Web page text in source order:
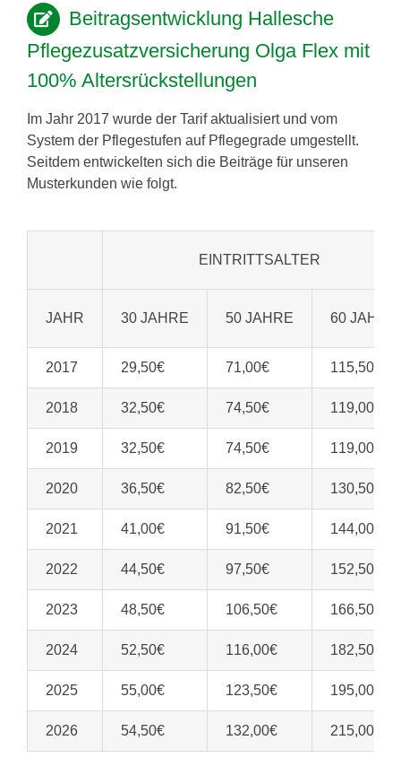
Beitragsentwicklung Hallesche
Pflegezusatzversicherung Olga Flex mit
100% Altersrückstellungen
Im Jahr 2017 wurde der Tarif aktualisiert und vom
System der Pflegestufen auf Pflegegrade umgestellt.
Seitdem entwickelten sich die Beiträge für unseren
Musterkunden wie folgt.
EINTRITTSALTER
JAHR 30 JAHRE 50 JAHRE 60 JAHRE
2017 29,50€ 71,00€ 115,50€
2018 32,50€ 74,50€ 119,00€
2019 32,50€ 74,50€ 119,00€
2020 36,50€ 82,50€ 130,50€
2021 41,00€ 91,50€ 144,00€
2022 44,50€ 97,50€ 152,50€
2023 48,50€ 106,50€ 166,50€
2024 52,50€ 116,00€ 182,50€
2025 55,00€ 123,50€ 195,00€
2026 54,50€ 132,00€ 215,00€